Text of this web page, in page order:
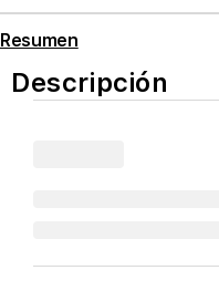
Resumen
Descripción